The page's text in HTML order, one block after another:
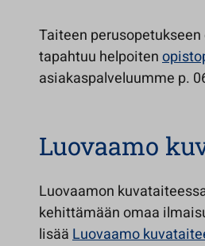
Taiteen
tapahtuu helpoiten
asiakaspalveluumme p.
Luovaamo
Luovaamon
kehittämään omaa
lisääLuovaamo